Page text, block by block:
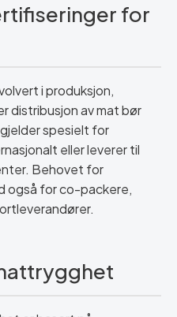
for
i produksjon,
distribusjon av mat bør
spesielt for
eller leverer til
Behovet for
også for co-packere,